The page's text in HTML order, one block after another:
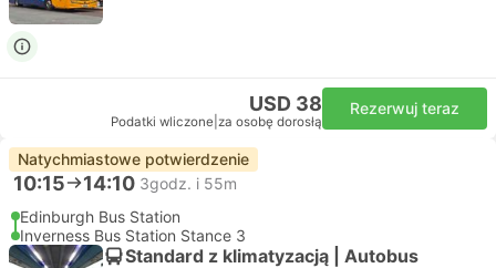
USD 38
Podatki wliczone za osobę dorosłą
Rezerwuj teraz
Natychmiastowe potwierdzenie
10:15 14:10 3godz. i 55m
Edinburgh Bus Station
Inverness Bus Station Stance 3
Standard z klimatyzacją | Autobus